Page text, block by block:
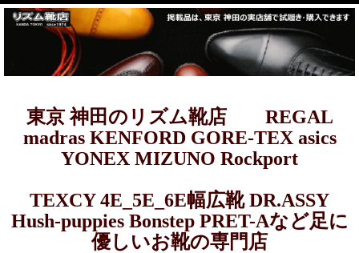
東京 神田のリズム靴店 REGAL
madras KENFORD GORE-TEX asics
YONEX MIZUNO Rockport
TEXCY 4E_5E_6E幅広靴 DR.ASSY
Hush-puppies Bonstep PRET-Aなど足に
優しいお靴の専門店